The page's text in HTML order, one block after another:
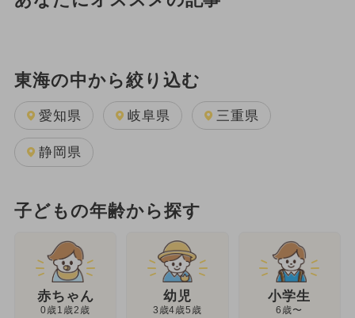
東海の中から絞り込む
愛知県 岐阜県 三重県
静岡県
子どもの年齢から探す
赤ちゃん
0歳1歳2歳
幼児
3歳4歳5歳
小学生
6歳〜